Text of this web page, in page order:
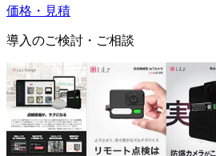
価格・見積
導入のご検討・ご相談